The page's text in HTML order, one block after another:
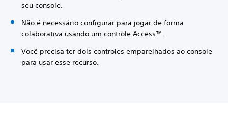
seu console.
Não é necessário configurar para jogar de forma
colaborativa usando um controle Access™.
Você precisa ter dois controles emparelhados ao console
para usar esse recurso.